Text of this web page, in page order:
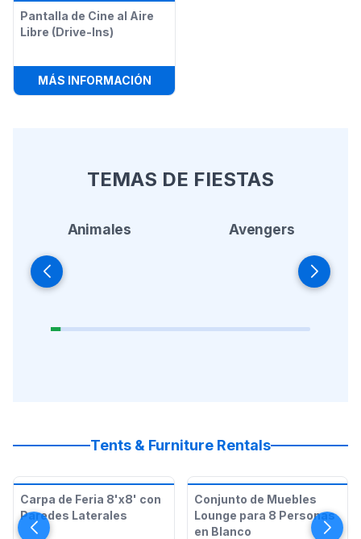
Pantalla de Cine al Aire
Libre (Drive-Ins)
MÁS INFORMACIÓN:
TEMAS DE FIESTAS
Animales Avengers
Tents & Furniture Rentals
Carpa de Feria 8'x8' con
Paredes Laterales
Conjunto de Muebles
Lounge para 8 Personas
en Blanco